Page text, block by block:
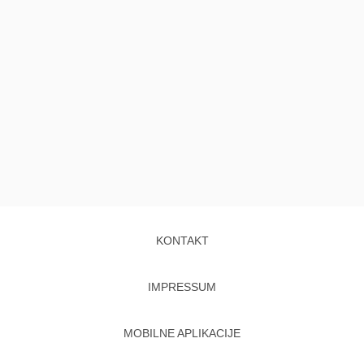
KONTAKT
IMPRESSUM
MOBILNE APLIKACIJE